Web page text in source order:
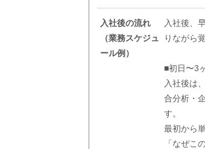
入社後の流れ
（業務スケジュ
ール例）
入社後、
りながら
■初日〜3
入社後は
合分析・
す。
最初から
「なぜこ